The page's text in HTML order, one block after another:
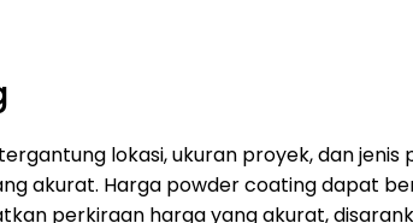
lokasi, ukuran proyek, dan
akurat. Harga powder coating dapat
perkiraan harga yang akurat,